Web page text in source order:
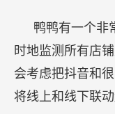
鸭鸭有一个非
时地监测所有店
会考虑把抖音和
将线上和线下联动